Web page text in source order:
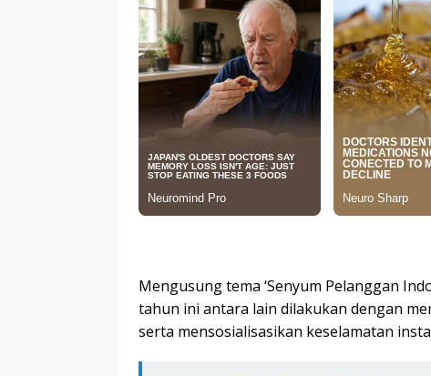
Mengusung tema ‘Senyum Pelanggan
tahun ini antara lain dilakukan dengan
serta mensosialisasikan keselamatan